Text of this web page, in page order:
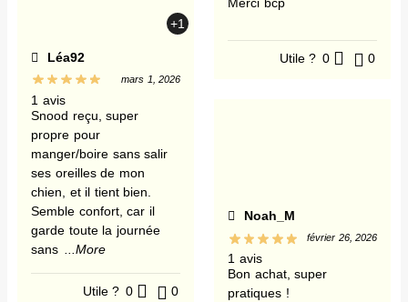
+1
Léa92
1 avis
mars 1, 2026
Snood reçu, super
propre pour
manger/boire sans salir
ses oreilles de mon
chien, et il tient bien.
Semble confort, car il
garde toute la journée
sans
...More
Utile ? 0 0
Merci bcp
Utile ? 0 0
Noah_M
1 avis
février 26, 2026
Bon achat, super
pratiques !